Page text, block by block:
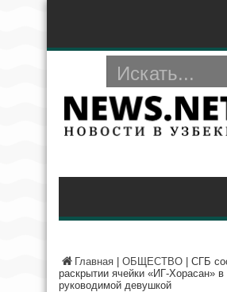
Главная ОБЩЕСТВО
СГБ
раскрытии ячейки «ИГ-Хорасан»
руководимой девушкой